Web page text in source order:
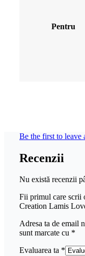
Pentru
Be the first to leave
Recenzii
Nu există recenzii
Fii primul care scrii
Creation Lamis
Adresa ta de email
sunt marcate cu *
Evaluarea ta *